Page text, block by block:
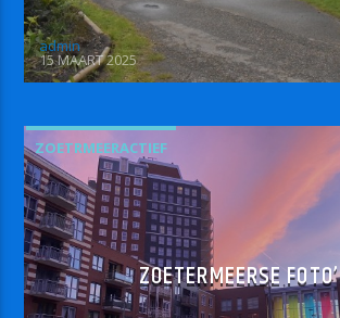
admin
15 MAART 2025
ZOETRMEERACTIEF
ZOETERMEERSE